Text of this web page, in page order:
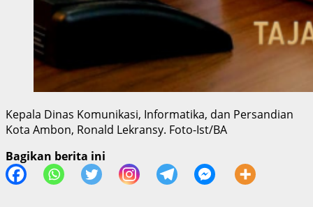
Kepala Dinas Komunikasi, Informatika, dan Persandian
Kota Ambon, Ronald Lekransy. Foto-Ist/BA
Bagikan berita ini